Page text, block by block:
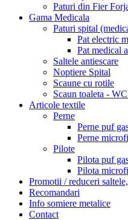
Paturi din Fier
Gama Medicala
Paturi spital
Pat electric
Pat medical
Saltele antiescare
Noptiere Spital
Scaune cu rotile
Scaun toaleta -
Articole textile
Perne
Perne puf
Perne
Pilote
Pilota puf
Pilota
Promotii / reduceri
Recomandari
Info somiere metalice
Contact